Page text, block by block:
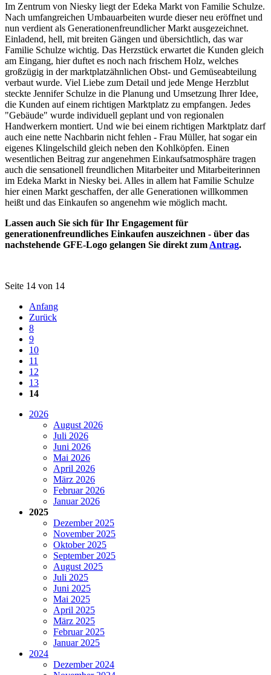
Im Zentrum von Niesky liegt der Edeka Markt von Familie Schulze.
Nach umfangreichen Umbauarbeiten wurde dieser neu eröffnet und
nun verdient als Generationenfreundlicher Markt ausgezeichnet.
Einladend, hell, mit breiten Gängen und übersichtlich, das war
Familie Schulze wichtig. Das Herzstück erwartet die Kunden gleich
am Eingang, hier duftet es noch nach frischem Holz, welches
großzügig in der marktplatzähnlichen Obst- und Gemüseabteilung
verbaut wurde. Viel Liebe zum Detail und jede Menge Herzblut
steckte Jennifer Schulze in die Planung und Umsetzung Ihrer Idee,
die Kunden auf einem richtigen Marktplatz zu empfangen. Jedes
"Gebäude" wurde individuell geplant und von regionalen
Handwerkern montiert. Und wie bei einem richtigen Marktplatz darf
auch eine nette Nachbarin nicht fehlen - Frau Müller, hat sogar ein
eigenes Klingelschild gleich neben den Kohlköpfen. Einen
wesentlichen Beitrag zur angenehmen Einkaufsatmosphäre tragen
auch die sensationell freundlichen Mitarbeiter und Mitarbeiterinnen
im Edeka Markt in Niesky bei. Alles in allem hat Familie Schulze
hier einen Markt geschaffen, der alle Generationen willkommen
heißt und das Einkaufen so angenehm wie möglich macht.
Lassen auch Sie sich für Ihr Engagement für
generationenfreundliches Einkaufen auszeichnen - über das
nachstehende GFE-Logo gelangen Sie direkt zum Antrag.
Seite 14 von 14
Anfang
Zurück
8
9
10
11
12
13
14
2026
August 2026
Juli 2026
Juni 2026
Mai 2026
April 2026
März 2026
Februar 2026
Januar 2026
2025
Dezember 2025
November 2025
Oktober 2025
September 2025
August 2025
Juli 2025
Juni 2025
Mai 2025
April 2025
März 2025
Februar 2025
Januar 2025
2024
Dezember 2024